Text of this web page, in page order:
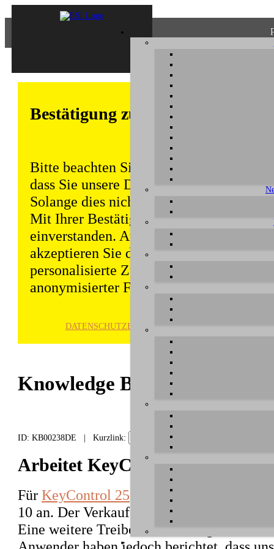
Bestätigung zum Datenschutz
Bitte beachten Sie, dass einige
dass Sie unsere Datenschutzerklärung
Solange dies nicht erfolgt, wird dieser
Mit Ihrer Bestätigung sind Sie auch mit
einverstanden. Auch unabhängig von
akzeptieren Sie durch die weitere
personalisierte Zugriffsdaten gemäß
anonymisierter Form gespeichert und
DATENSCHUTZ­ERKLÄRUNG
Knowledge Base / FAQ
ID: KB00238DE | Kurzlink:
Arbeitet KeyControl 25/49 mit
Für KeyControl 25 KeyControl 49
10 an. Der Verkauf beider Produkte
Eine weitere Treiberentwicklung findet